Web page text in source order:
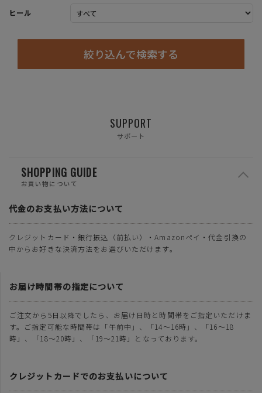
ヒール
絞り込んで検索する
SUPPORT
サポート
SHOPPING GUIDE
お買い物について
代金のお支払い方法について
クレジットカード・銀行振込（前払い）・Amazonペイ・代金引換の
中からお好きな決済方法をお選びいただけます。
お届け時間帯の指定について
ご注文から5日以降でしたら、お届け日時と時間帯をご指定いただけま
す。ご指定可能な時間帯は「午前中」、「14～16時」、「16～18
時」、「18～20時」、「19～21時」となっております。
クレジットカードでのお支払いについて